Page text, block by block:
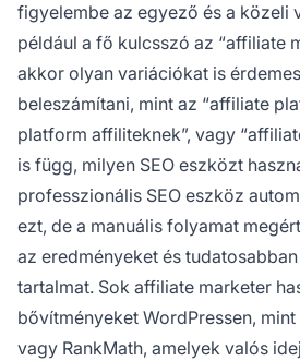
figyelembe az egyező és a közeli
például a fő kulcsszó az “affiliate
akkor olyan variációkat is
beleszámítani, mint az “affiliate
platform affiliteknek”, vagy
is függ, milyen SEO eszközt
professzionális SEO eszköz
ezt, de a manuális folyamat
az eredményeket és
tartalmat. Sok affiliate marketer
bővítményeket WordPressen, mint
vagy RankMath, amelyek valós